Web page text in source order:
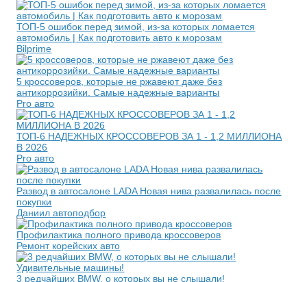
ТОП-5 ошибок перед зимой, из-за которых ломается
автомобиль | Как подготовить авто к морозам
Bilprime
5 кроссоверов, которые не ржавеют даже без
антикоррозийки. Самые надежные варианты
Pro авто
ТОП-6 НАДЕЖНЫХ КРОССОВЕРОВ ЗА 1 - 1,2 МИЛЛИОНА
В 2026
Pro авто
Развод в автосалоне LADA Новая нива развалилась после
покупки
Даниил автоподбор
Профилактика полного привода кроссоверов
Ремонт корейских авто
3 редчайших BMW, о которых вы не слышали!